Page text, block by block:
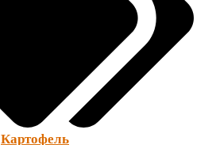
Картофель